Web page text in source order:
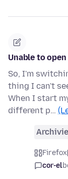
Unable to
So, I'm
thing I can't
When I start
different p…
Firefox
cor-el